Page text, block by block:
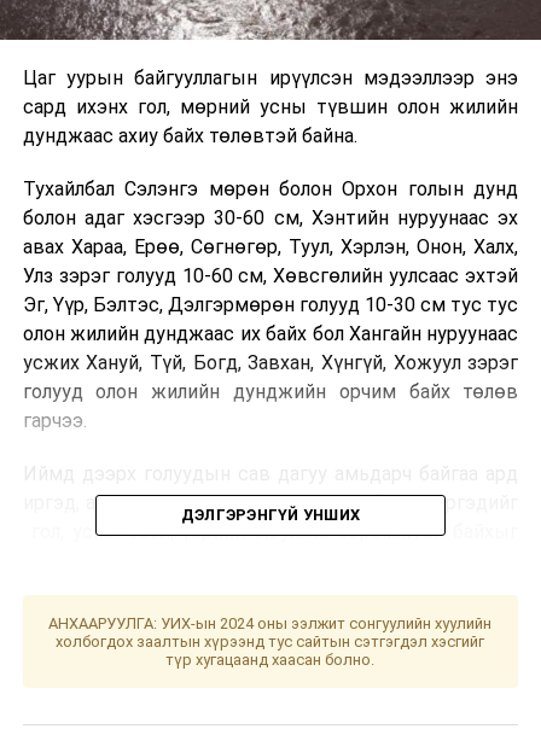
Цаг уурын байгууллагын ирүүлсэн мэдээллээр энэ
сард ихэнх гол, мөрний усны түвшин олон жилийн
дунджаас ахиу байх төлөвтэй байна.
Тухайлбал Сэлэнгэ мөрөн болон Орхон голын дунд
болон адаг хэсгээр 30-60 см, Хэнтийн нуруунаас эх
авах Хараа, Ерөө, Сөгнөгөр, Туул, Хэрлэн, Онон, Халх,
Улз зэрэг голууд 10-60 см, Хөвсгөлийн уулсаас эхтэй
Эг, Үүр, Бэлтэс, Дэлгэрмөрөн голууд 10-30 см тус тус
олон жилийн дунджаас их байх бол Хангайн нуруунаас
усжих Хануй, Түй, Богд, Завхан, Хүнгүй, Хожуул зэрэг
голууд олон жилийн дунджийн орчим байх төлөв
гарчээ.
иргэд, аж ахуйн нэгж, аялаж зугаалж байгаа иргэдийг
гол, усны осол, үерийн аюулаас сэрэмжтэй байхыг
ДЭЛГЭРЭНГҮЙ УНШИХ
АНХААРУУЛГА: УИХ-ын 2024 оны ээлжит сонгуулийн хуулийн
холбогдох заалтын хүрээнд тус сайтын сэтгэгдэл хэсгийг
түр хугацаанд хаасан болно.